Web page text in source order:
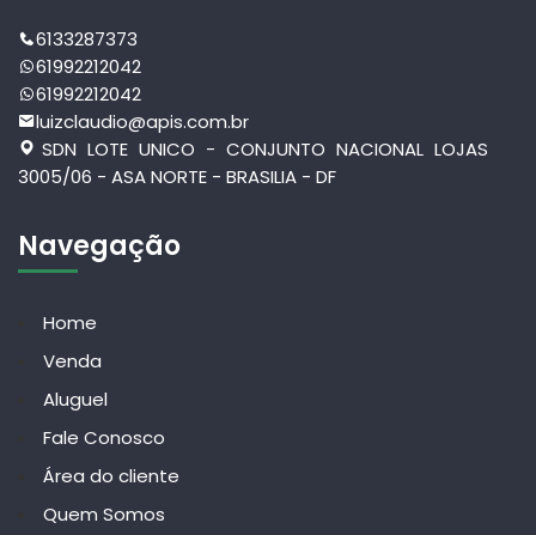
6133287373
61992212042
61992212042
luizclaudio@apis.com.br
SDN LOTE UNICO - CONJUNTO NACIONAL LOJAS
3005/06 - ASA NORTE - BRASILIA - DF
Navegação
Home
Venda
Aluguel
Fale Conosco
Área do cliente
Quem Somos